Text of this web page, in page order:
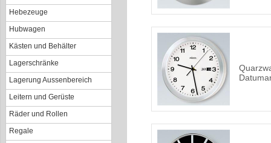
Hebezeuge
Hubwagen
Kästen und Behälter
Lagerschränke
Lagerung Aussenbereich
Leitern und Gerüste
Räder und Rollen
Regale